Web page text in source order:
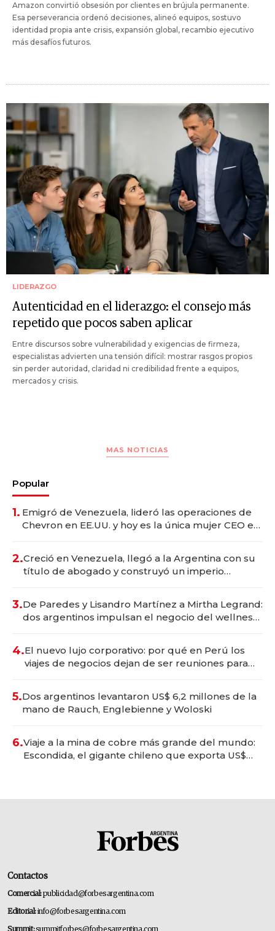
Amazon convirtió obsesión por clientes en brújula permanente.
Esa perseverancia ordenó decisiones, alineó equipos, sostuvo
identidad propia ante crisis, expansión global, recambio ejecutivo
más desafíos futuros.
LIDERAZGO
Autenticidad en el liderazgo: el consejo más
repetido que pocos saben aplicar
Entre discursos sobre vulnerabilidad y exigencias de firmeza,
especialistas advierten una tensión difícil: mostrar rasgos propios
sin perder autoridad, claridad ni credibilidad frente a equipos,
mercados y crisis.
MAS NOTICIAS
Popular
1. Emigró de Venezuela, lideró las operaciones de
Chevron en EE.UU. y hoy es la única mujer CEO en
2.Creció en Venezuela, llegó a la Argentina con su
título de abogado y construyó un imperio
3.De Paredes y Lisandro Martínez a Mirtha Legrand:
dos argentinos impulsan el negocio del wellness
4.El nuevo lujo corporativo: por qué en Perú los
viajes de negocios dejan de ser reuniones para
5.Dos argentinos levantaron US$ 6,2 millones de la
mano de Rauch, Englebienne y Woloski
6.Viaje a la mina de cobre más grande del mundo:
Escondida, el gigante chileno que exporta US$
Contactos
Comercial:publicidad@forbesargentina.com
Editorial:info@forbesargentina.com